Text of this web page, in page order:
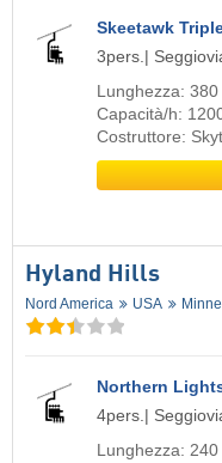
Skeetawk
3pers.|
Lunghezza: 380
Capacità/h:
Costruttore:
Hyland Hills
Nord America USA
Northern
4pers.|
Lunghezza: 240